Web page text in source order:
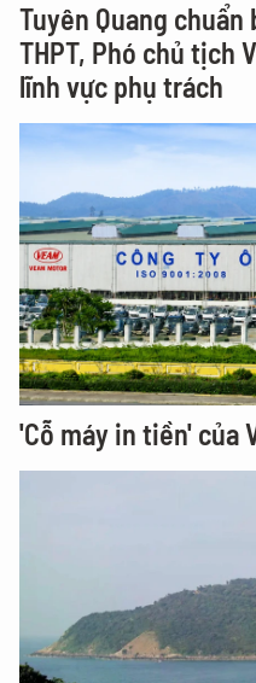
Tuyên Quang
THPT, Phó chủ tịch
lĩnh vực phụ trách
'Cỗ máy in tiền' của